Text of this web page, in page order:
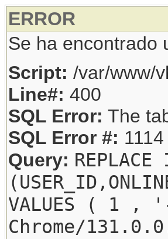
ERROR
Se ha encontrado
Script: /var/www/
Line#: 400
SQL Error: The
SQL Error #: 1114
Query:
VALUES ( 1 ,
Chrome/